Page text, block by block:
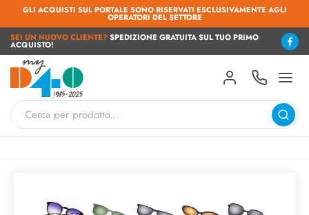
GLI ACQUISTI SUL PORTALE SONO RISERVATI ESCLUSIVAMENTE AGLI
OPERATORI DEL SETTORE
SEI UN NUOVO CLIENTE?SPEDIZIONE GRATUITA SUL TUO PRIMO
ACQUISTO!